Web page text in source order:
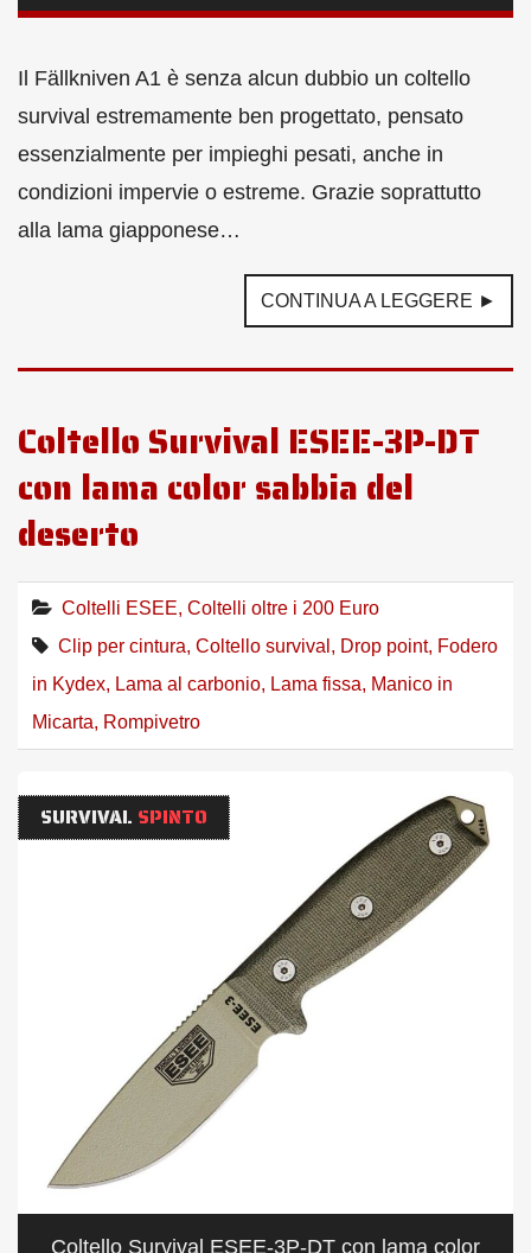
Il Fällkniven A1 è senza alcun dubbio un coltello
survival estremamente ben progettato, pensato
essenzialmente per impieghi pesati, anche in
condizioni impervie o estreme. Grazie soprattutto
alla lama giapponese…
CONTINUA A LEGGERE ►
Coltello Survival ESEE-3P-DT
con lama color sabbia del
deserto
Coltelli ESEE, Coltelli oltre i 200 Euro
Clip per cintura, Coltello survival , Drop point, Fodero
in Kydex, Lama al carbonio, Lama fissa, Manico in
Micarta, Rompivetro
SURVIVAL SPINTO
Coltello Survival ESEE-3P-DT con lama color